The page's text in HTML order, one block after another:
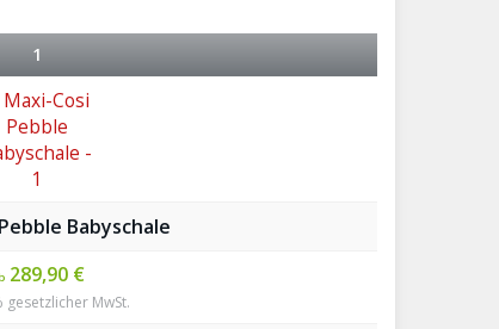
1
Babyschale
289,90 €
gesetzlicher MwSt.